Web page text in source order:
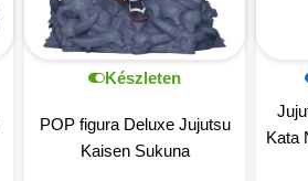
Készleten
POP figura Deluxe Jujutsu
Kaisen Sukuna
Kata